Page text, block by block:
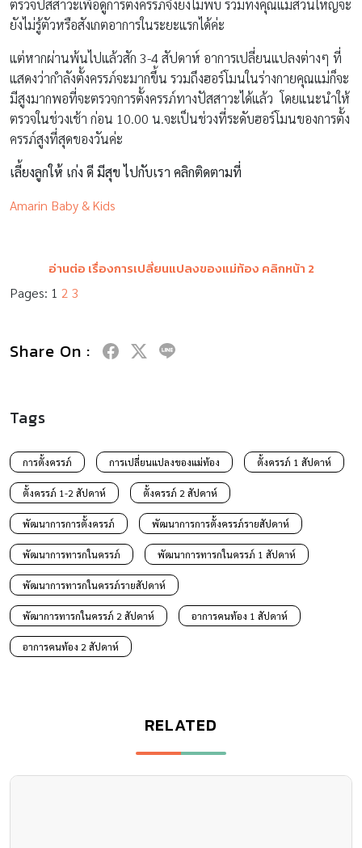
ตรวจปัสสาวะเพื่อดูการตั้งครรภ์จึงยังไม่พบ รวมทั้งคุณแม่ส่วนใหญ่จะ
ยังไม่รู้ตัวหรือสังเกตอาการในระยะแรกได้ค่ะ
แต่หากผ่านพ้นไปแล้วสัก 3-4 สัปดาห์ อาการเปลี่ยนแปลงต่างๆ ที่
แสดงว่ากำลังตั้งครรภ์จะมากขึ้น รวมถึงฮอร์โมนในร่างกายคุณแม่ก็จะ
มีสูงมากพอที่จะตรวจการตั้งครรภ์ทางปัสสาวะได้แล้ว โดยแนะนำให้
ตรวจในช่วงเช้า ก่อน 10.00 น.จะเป็นช่วงที่ระดับฮอร์โมนของการตั้ง
ครรภ์สูงที่สุดของวันค่ะ
เลี้ยงลูกให้ เก่ง ดี มีสุข ไปกับเรา คลิกติดตามที่
Amarin Baby & Kids
อ่านต่อ เรื่องการเปลี่ยนแปลงของแม่ท้อง คลิกหน้า 2
Pages: 1 2 3
Share On :
Tags
การตั้งครรภ์ การเปลี่ยนแปลงของแม่ท้อง ตั้งครรภ์ 1 สัปดาห์
ตั้งครรภ์ 1-2 สัปดาห์ ตั้งครรภ์ 2 สัปดาห์
พัฒนาการการตั้งครรภ์ พัฒนาการการตั้งครรภ์รายสัปดาห์
พัฒนาการทารกในครรภ์ พัฒนาการทารกในครรภ์ 1 สัปดาห์
พัฒนาการทารกในครรภ์รายสัปดาห์
พัฒาการทารกในครรภ์ 2 สัปดาห์ อาการคนท้อง 1 สัปดาห์
อาการคนท้อง 2 สัปดาห์
RELATED